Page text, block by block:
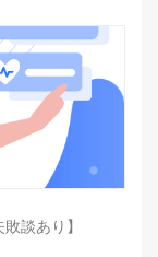
談あり】